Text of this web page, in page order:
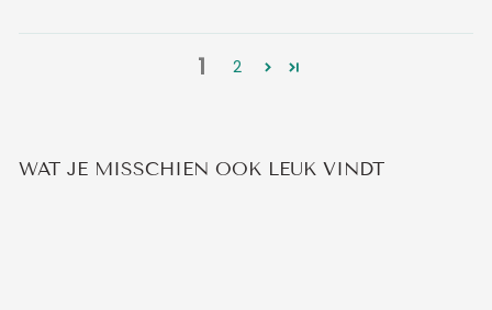
1 2
WAT JE MISSCHIEN OOK LEUK VINDT